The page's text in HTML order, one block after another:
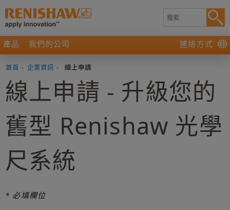
產品 我們的公司 連絡方式
首頁 - 企業資訊 - 線上申請
線上申請 - 升級您的
舊型 Renishaw 光學
尺系統
* 必填欄位